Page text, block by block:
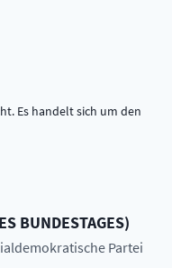
Es handelt sich um den
BUNDESTAGES)
Partei